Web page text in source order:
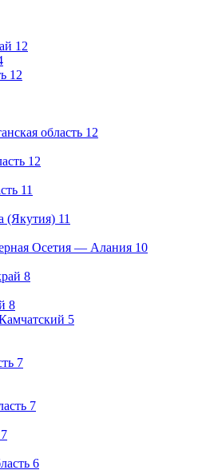
12
12
область 12
12
11
(Якутия) 11
Осетия — Алания 10
8
8
5
7
7
7
6